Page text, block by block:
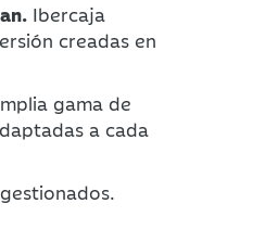
Ibercaja
creadas en
gama de
a cada